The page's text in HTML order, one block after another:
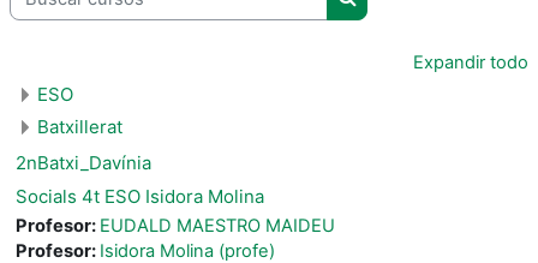
Buscar cursos
Expandir todo
ESO
Batxillerat
2nBatxi_Davínia
Socials 4t ESO Isidora Molina
Profesor: EUDALD MAESTRO MAIDEU
Profesor: Isidora Molina (profe)